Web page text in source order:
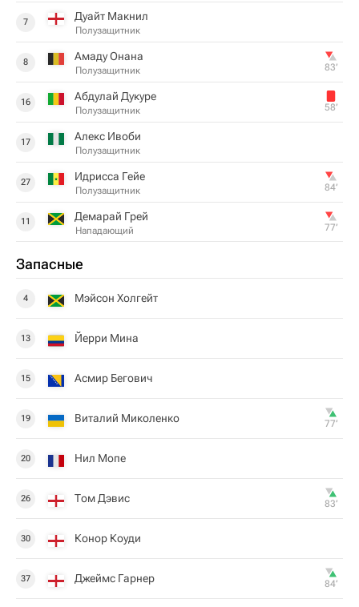
7 Дуайт Макнил
Полузащитник
8 Амаду Онана
Полузащитник 83‎’‎
16 Абдулай Дукуре
Полузащитник 58‎’‎
17 Алекс Ивоби
Полузащитник
27 Идрисса Гейе
Полузащитник 84‎’‎
11 Демарай Грей
Нападающий 77‎’‎
Запасные
4 Мэйсон Холгейт
13 Йерри Мина
15 Асмир Бегович
19 Виталий Миколенко 77‎’‎
20 Нил Мопе
26 Том Дэвис 83‎’‎
30 Конор Коуди
37 Джеймс Гарнер 84‎’‎